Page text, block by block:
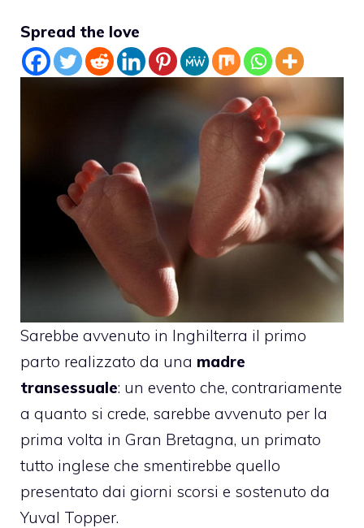
Spread the love
Sarebbe avvenuto in Inghilterra il primo
parto realizzato da una madre
transessuale: un evento che, contrariamente
a quanto si crede, sarebbe avvenuto per la
prima volta in Gran Bretagna, un primato
tutto inglese che smentirebbe quello
presentato dai giorni scorsi e sostenuto da
Yuval Topper.